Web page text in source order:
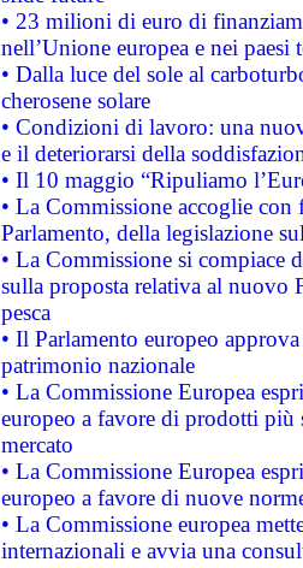
• 23 milioni di euro di
nell’Unione europea e nei paesi
• Dalla luce del sole al
cherosene solare
• Condizioni di lavoro: una
e il deteriorarsi della
• Il 10 maggio “Ripuliamo
• La Commissione accoglie
Parlamento, della legislazione
• La Commissione si compiace
sulla proposta relativa al nuovo
pesca
• Il Parlamento europeo
patrimonio nazionale
• La Commissione Europea
europeo a favore di prodotti
mercato
• La Commissione Europea
europeo a favore di nuove
• La Commissione europea
internazionali e avvia una